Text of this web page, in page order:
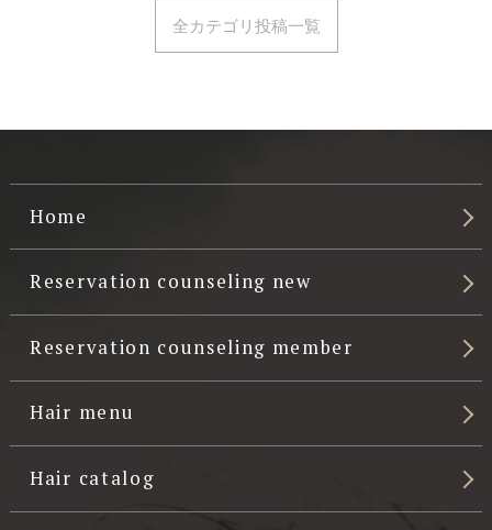
全カテゴリ投稿一覧
Home
Reservation counseling new
Reservation counseling member
Hair menu
Hair catalog